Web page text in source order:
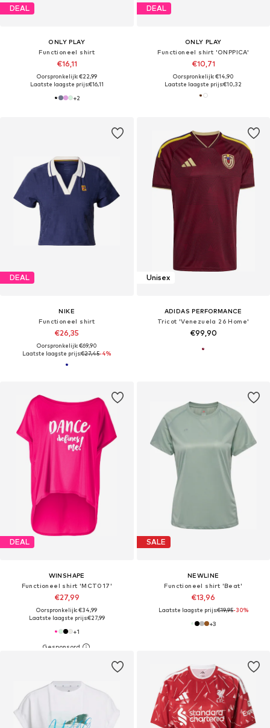
DEAL
ONLY PLAY
Functioneel shirt
€16,11
Oorspronkelijk: €22,99
Laatste laagste prijs:€16,11
+2
DEAL
ONLY PLAY
Functioneel shirt 'ONPPICA'
€10,71
Oorspronkelijk: €14,90
Laatste laagste prijs:€10,32
DEAL
NIKE
Functioneel shirt
€26,35
Oorspronkelijk: €69,90
Laatste laagste prijs:€27,45-4%
Unisex
ADIDAS PERFORMANCE
Tricot 'Venezuela 26 Home'
€99,90
DEAL
WINSHAPE
Functioneel shirt 'MCT017'
€27,99
Oorspronkelijk: €34,99
Laatste laagste prijs:€27,99
+1
SALE
NEWLINE
Functioneel shirt 'Beat'
€13,96
Laatste laagste prijs:€19,95-30%
+3